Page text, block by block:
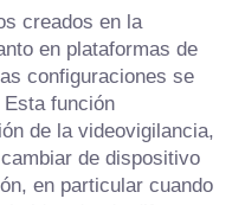
creados en la
en plataformas de
configuraciones se
función
de la videovigilancia,
de dispositivo
en particular cuando